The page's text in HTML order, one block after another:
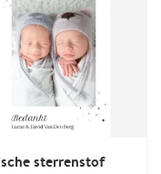
sterrenstof